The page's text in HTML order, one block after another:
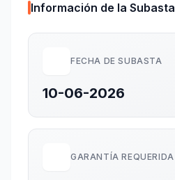
Información de la Subasta
FECHA DE SUBASTA
10-06-2026
GARANTÍA REQUERIDA